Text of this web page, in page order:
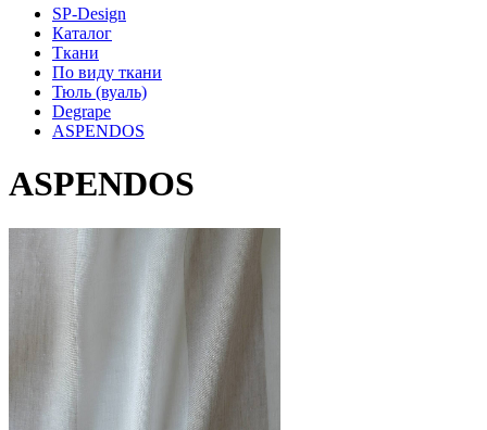
SP-Design
Каталог
Ткани
По виду ткани
Тюль (вуаль)
Degrape
ASPENDOS
ASPENDOS